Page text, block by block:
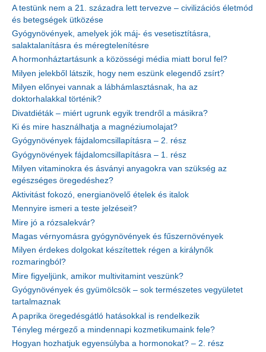
A testünk nem a 21. századra lett tervezve – civilizációs életmód
és betegségek ütközése
Gyógynövények, amelyek jók máj- és vesetisztításra,
salaktalanításra és méregtelenítésre
A hormonháztartásunk a közösségi média miatt borul fel?
Milyen jelekből látszik, hogy nem eszünk elegendő zsírt?
Milyen előnyei vannak a lábhámlasztásnak, ha az
doktorhalakkal történik?
Divatdiéták – miért ugrunk egyik trendről a másikra?
Ki és mire használhatja a magnéziumolajat?
Gyógynövények fájdalomcsillapításra – 2. rész
Gyógynövények fájdalomcsillapításra – 1. rész
Milyen vitaminokra és ásványi anyagokra van szükség az
egészséges öregedéshez?
Aktivitást fokozó, energianövelő ételek és italok
Mennyire ismeri a teste jelzéseit?
Mire jó a rózsalekvár?
Magas vérnyomásra gyógynövények és fűszernövények
Milyen érdekes dolgokat készítettek régen a királynők
rozmaringból?
Mire figyeljünk, amikor multivitamint veszünk?
Gyógynövények és gyümölcsök – sok természetes vegyületet
tartalmaznak
A paprika öregedésgátló hatásokkal is rendelkezik
Tényleg mérgező a mindennapi kozmetikumaink fele?
Hogyan hozhatjuk egyensúlyba a hormonokat? – 2. rész